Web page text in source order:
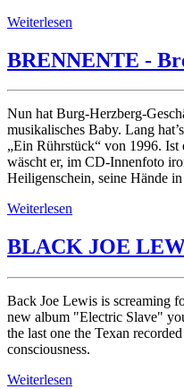
Weiterlesen
BRENNENTE -
Nun hat Burg-Herzberg-
musikalisches Baby. Lang
„Ein Rührstück“ von 1996. Ist
wäscht er, im CD-Innenfoto
Heiligenschein, seine Hände
Weiterlesen
BLACK JOE
Back Joe Lewis is screaming
new album "Electric Slave"
the last one the Texan
consciousness.
Weiterlesen